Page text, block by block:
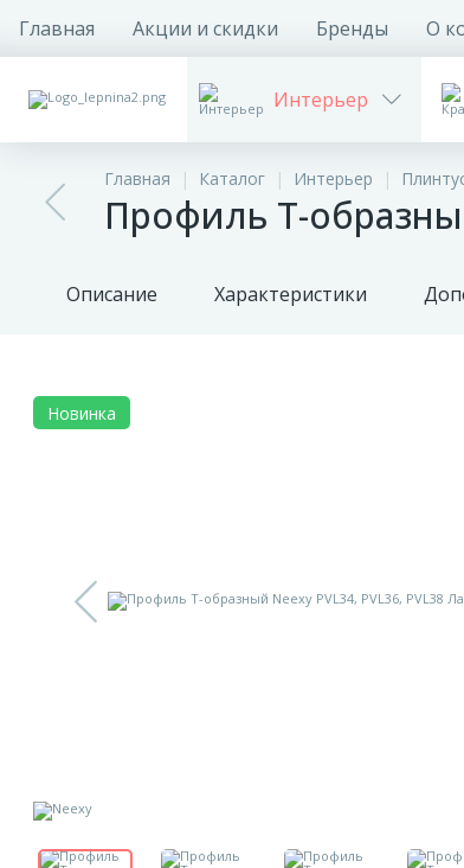
Главная Акции и скидки Бренды О
Интерьер
Главная Каталог Интерьер
Профиль T-
Описание Характеристики
Новинка